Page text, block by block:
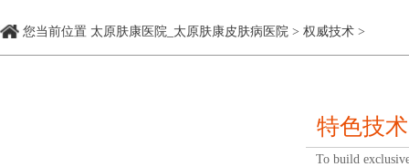
您当前位置 太原肤康医院_太原肤康皮肤病医院 > 权威技术 >
特色技术
To build